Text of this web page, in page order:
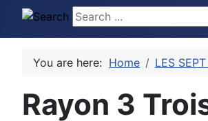
Search ...
You are here: Home LES
Rayon 3